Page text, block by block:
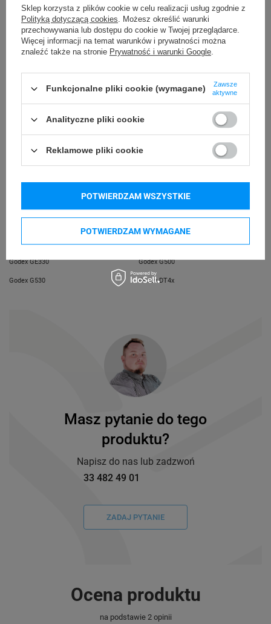
Podmiot
odpowiedzialny
Specmark
Bielska 210
43-400 Cieszyn (Polska)
Osoby
odpowiedzialne
Specmark
Bielska 210
Kompatybilne urządzenia
Godex ZX1600i Godex GE300
Godex GE330 Godex G500
Godex G530 Godex DT4x
Masz pytanie do tego
produktu?
Napisz do nas lub zadzwoń
33 482 49 01
ZADAJ PYTANIE
Ocena produktu
na podstawie 2 opinii
Sklep korzysta z plików cookie w celu realizacji usług zgodnie z
Polityką dotyczącą cookies. Możesz określić warunki
przechowywania lub dostępu do cookie w Twojej przeglądarce.
Więcej informacji na temat warunków i prywatności można
znaleźć także na stronie Prywatność i warunki Google.
Funkcjonalne pliki cookie (wymagane)
Zawsze
aktywne
Analityczne pliki cookie
Reklamowe pliki cookie
POTWIERDZAM WYMAGANE
POTWIERDZAM WSZYSTKIE